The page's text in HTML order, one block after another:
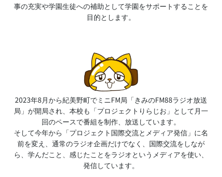
事の充実や学園生徒への補助として学園をサポートすることを
目的とします。
2023年8月から紀美野町でミニFM局「きみのFM88ラジオ放送
局」が開局され、本校も「プロジェクトりらじお」として月一
回のペースで番組を制作、放送しています。
そして今年から「プロジェクト国際交流とメディア発信」に名
前を変え、通常のラジオ企画だけでなく、国際交流をしなが
ら、学んだこと、感じたことをラジオというメディアを使い、
発信しています。